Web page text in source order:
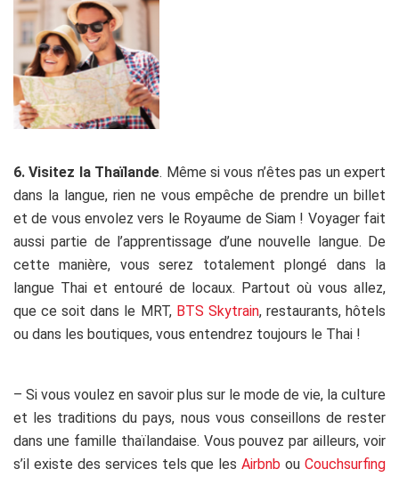
6. Visitez la Thaïlande. Même si vous n’êtes pas un expert
dans la langue, rien ne vous empêche de prendre un billet
et de vous envolez vers le Royaume de Siam ! Voyager fait
aussi partie de l’apprentissage d’une nouvelle langue. De
cette manière, vous serez totalement plongé dans la
langue Thai et entouré de locaux. Partout où vous allez,
que ce soit dans le MRT, BTS Skytrain, restaurants, hôtels
ou dans les boutiques, vous entendrez toujours le Thai !
– Si vous voulez en savoir plus sur le mode de vie, la culture
et les traditions du pays, nous vous conseillons de rester
dans une famille thaïlandaise. Vous pouvez par ailleurs, voir
s’il existe des services tels que lesAirbnb ouCouchsurfing